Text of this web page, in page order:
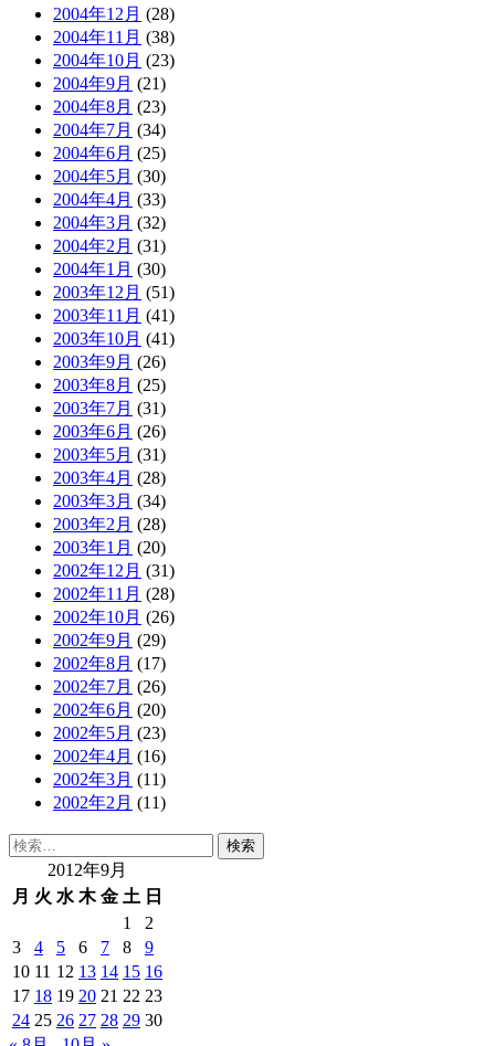
2004年12月 (28)
2004年11月 (38)
2004年10月 (23)
2004年9月 (21)
2004年8月 (23)
2004年7月 (34)
2004年6月 (25)
2004年5月 (30)
2004年4月 (33)
2004年3月 (32)
2004年2月 (31)
2004年1月 (30)
2003年12月 (51)
2003年11月 (41)
2003年10月 (41)
2003年9月 (26)
2003年8月 (25)
2003年7月 (31)
2003年6月 (26)
2003年5月 (31)
2003年4月 (28)
2003年3月 (34)
2003年2月 (28)
2003年1月 (20)
2002年12月 (31)
2002年11月 (28)
2002年10月 (26)
2002年9月 (29)
2002年8月 (17)
2002年7月 (26)
2002年6月 (20)
2002年5月 (23)
2002年4月 (16)
2002年3月 (11)
2002年2月 (11)
検
2012年9月
月 火 水 木 金 土 日
1
2
3
4 5 6 7 8
9
10 11 12 13 14 15 16
17 18 19 20 21 22 23
24 25 26 27 28 29 30